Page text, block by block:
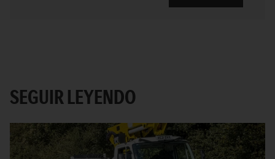
SEGUIR LEYENDO